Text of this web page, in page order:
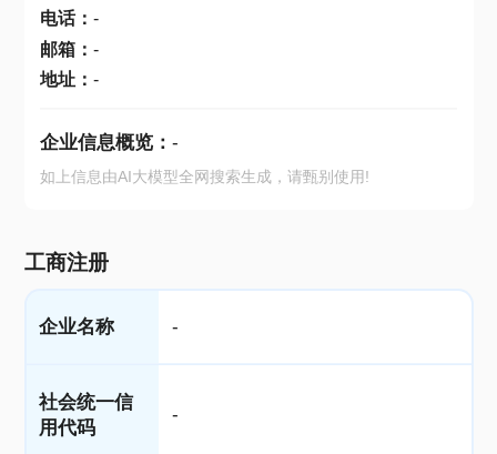
电话： -
邮箱： -
地址： -
企业信息概览： -
如上信息由AI大模型全网搜索生成，请甄别使用!
工商注册
企业名称 -
社会统一信
用代码
-